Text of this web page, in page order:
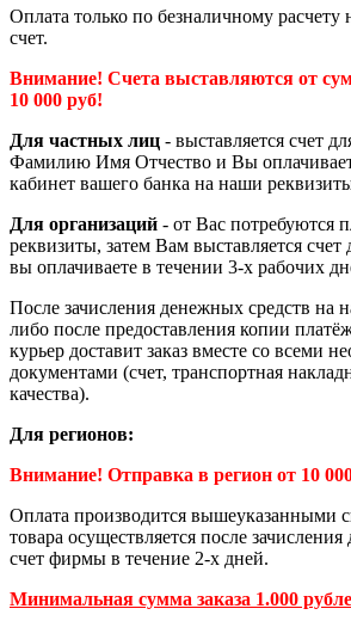
Оплата только по безналичному
счет.
Внимание! Счета выставляются от
10 000 руб!
Для частных лиц - выставляется счет
Фамилию Имя Отчество и Вы
кабинет вашего банка на наши
Для организаций - от Вас потребуются
реквизиты, затем Вам выставляется
вы оплачиваете в течении 3-х рабочих
После зачисления денежных средств на
либо после предоставления копии
курьер доставит заказ вместе со всеми
документами (счет, транспортная
качества).
Для регионов:
Внимание! Отправка в регион от 10
Оплата производится вышеуказанными
товара осуществляется после
счет фирмы в течение 2-х дней.
Минимальная сумма заказа 1.000